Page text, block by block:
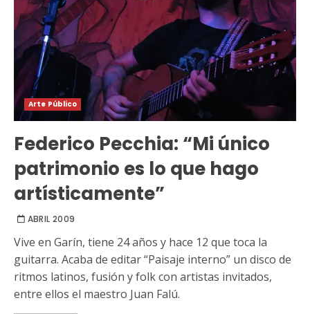
Arte Público
Federico Pecchia: “Mi único
patrimonio es lo que hago
artísticamente”
ABRIL 2009
Vive en Garín, tiene 24 años y hace 12 que toca la
guitarra. Acaba de editar “Paisaje interno” un disco de
ritmos latinos, fusión y folk con artistas invitados,
entre ellos el maestro Juan Falú.